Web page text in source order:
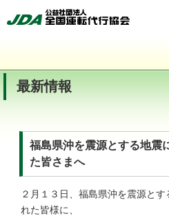
最新情報
福島県沖を震源とする地震
た皆さまへ
２月１３日、福島県沖を震源と
れた皆様に、